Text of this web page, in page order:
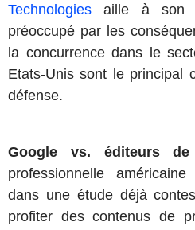
Technologies aille à son
préoccupé par les
la concurrence dans le
Etats-Unis sont le principal
défense.
Google vs. éditeurs de
professionnelle
dans une étude déjà
profiter des contenus de